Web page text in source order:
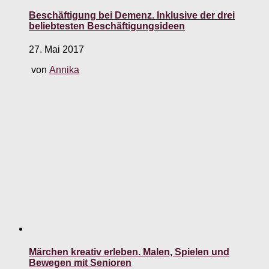
Beschäftigung bei Demenz. Inklusive der drei
beliebtesten Beschäftigungsideen
27. Mai 2017
von Annika
Märchen kreativ erleben. Malen, Spielen und
Bewegen mit Senioren